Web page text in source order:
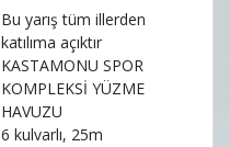
Bu yarış tüm illerden
katılıma açıktır
KASTAMONU SPOR
KOMPLEKSİ YÜZME
HAVUZU
6 kulvarlı, 25m